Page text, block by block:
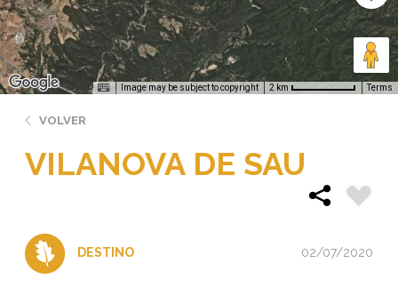
Image may be subject to copyright 2 km Terms
VOLVER
VILANOVA DE SAU
DESTINO 02/07/2020